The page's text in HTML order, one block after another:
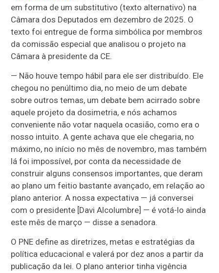
em forma de um substitutivo (texto alternativo) na
Câmara dos Deputados em dezembro de 2025. O
texto foi entregue de forma simbólica por membros
da comissão especial que analisou o projeto na
Câmara à presidente da CE.
— Não houve tempo hábil para ele ser distribuído. Ele
chegou no penúltimo dia, no meio de um debate
sobre outros temas, um debate bem acirrado sobre
aquele projeto da dosimetria, e nós achamos
conveniente não votar naquela ocasião, como era o
nosso intuito. A gente achava que ele chegaria, no
máximo, no início no mês de novembro, mas também
lá foi impossível, por conta da necessidade de
construir alguns consensos importantes, que deram
ao plano um feitio bastante avançado, em relação ao
plano anterior. A nossa expectativa — já conversei
com o presidente [Davi Alcolumbre] — é votá-lo ainda
este mês de março — disse a senadora.
O PNE define as diretrizes, metas e estratégias da
política educacional e valerá por dez anos a partir da
publicação da lei. O plano anterior tinha vigência